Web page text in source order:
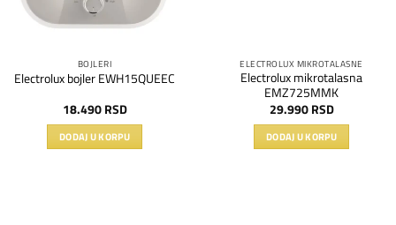
BOJLERI
Electrolux bojler EWH15QUEEC
18.490 RSD
DODAJ U KORPU
ELECTROLUX MIKROTALASNE
Electrolux mikrotalasna
EMZ725MMK
29.990 RSD
DODAJ U KORPU